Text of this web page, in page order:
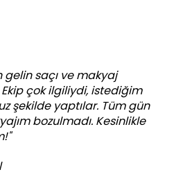
gelin saçı ve makyaj
çok ilgiliydi, istediğim
şekilde yaptılar. Tüm gün
bozulmadı. Kesinlikle